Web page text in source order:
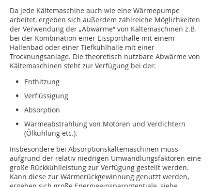
Da jede Kältemaschine auch wie eine Wärmepumpe
arbeitet, ergeben sich außerdem zahlreiche Möglichkeiten
der Verwendung der „Abwärme“ von Kältemaschinen z.B.
bei der Kombination einer Eissporthalle mit einem
Hallenbad oder einer Tiefkühlhalle mit einer
Trocknungsanlage. Die theoretisch nutzbare Abwärme von
Kältemaschinen steht zur Verfügung bei der:
Enthitzung
Verflüssigung
Absorption
Wärmeabstrahlung von Motoren und Verdichtern
(Ölkühlung etc.).
Insbesondere bei Absorptionskältemaschinen muss
aufgrund der relativ niedrigen Umwandlungsfaktoren eine
große Rückkühlleistung zur Verfügung gestellt werden.
Kann diese zur Wärmerückgewinnung genutzt werden,